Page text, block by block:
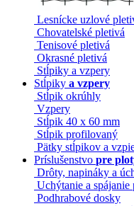
Lesnícke uzlové
Chovatelské pletivá
Tenisové pletivá
Okrasné pletivá
Stĺpiky a vzpery
Stĺpiky a vzpery
Stĺpik okrúhly
Vzpery
Stĺpik 40 x 60 mm
Stĺpik profilovaný
Pätky stĺpikov a
Príslušenstvo pre
Drôty, napináky a
Uchýtanie a spájanie
Podhrabové dosky